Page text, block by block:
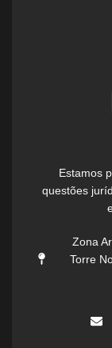
Estamos
questões
Zona
Torre